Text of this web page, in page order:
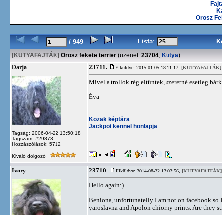
Orosz
/ 949 Lista:
[KUTYAFAJTÁK] Orosz fekete terrier (üzenet: 23704, Kutya)
Darja
Tagság: 2006-04-22 13:50:18
Tagszám: #29873
Hozzászólások: 5712
23711. Elküldve: 2015-01-05 18:11:17, [KUTYAFAJTÁK]
Mivel a trollok rég eltűntek, szeretné esetleg
Éva
Kozak képtára
Jackpot kennel honlapja
Kiváló dolgozó
Ivory 23710. Elküldve: 2014-08-22 12:02:56, [KUTYAFAJTÁK]
Hello again:)
Beniona, unfortunatelly I am not on facebook so
yaroslavna and Apolon chiorny prints. Are they